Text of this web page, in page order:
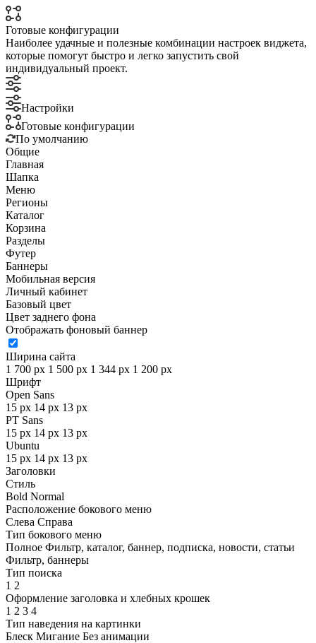
Готовые конфигурации
Наиболее удачные и полезные комбинации настроек виджета,
которые помогут быстро и легко запустить свой
индивидуальный проект.
Настройки
Готовые конфигурации
По умолчанию
Общие
Главная
Шапка
Меню
Регионы
Каталог
Корзина
Разделы
Футер
Баннеры
Мобильная версия
Личный кабинет
Базовый цвет
Цвет заднего фона
Отображать фоновый баннер
Ширина сайта
1 700 px 1 500 px 1 344 px 1 200 px
Шрифт
Open Sans
15 px 14 px 13 px
PT Sans
15 px 14 px 13 px
Ubuntu
15 px 14 px 13 px
Заголовки
Стиль
Bold Normal
Расположение бокового меню
Слева Справа
Тип бокового меню
Полное Фильтр, каталог, баннер, подписка, новости, статьи
Фильтр, баннеры
Тип поиска
1 2
Оформление заголовка и хлебных крошек
1 2 3 4
Тип наведения на картинки
Блеск Мигание Без анимации